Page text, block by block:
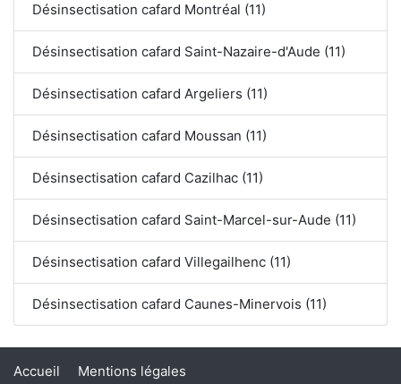
Désinsectisation cafard Montréal (11)
Désinsectisation cafard Saint-Nazaire-d'Aude (11)
Désinsectisation cafard Argeliers (11)
Désinsectisation cafard Moussan (11)
Désinsectisation cafard Cazilhac (11)
Désinsectisation cafard Saint-Marcel-sur-Aude (11)
Désinsectisation cafard Villegailhenc (11)
Désinsectisation cafard Caunes-Minervois (11)
Accueil Mentions légales